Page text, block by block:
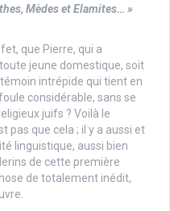
Mèdes et Elamites… »
que Pierre, qui a
jeune domestique, soit
intrépide qui tient en
considérable, sans se
juifs ? Voilà le
pas que cela ; il y a aussi et
linguistique, aussi bien
de cette première
de totalement inédit,